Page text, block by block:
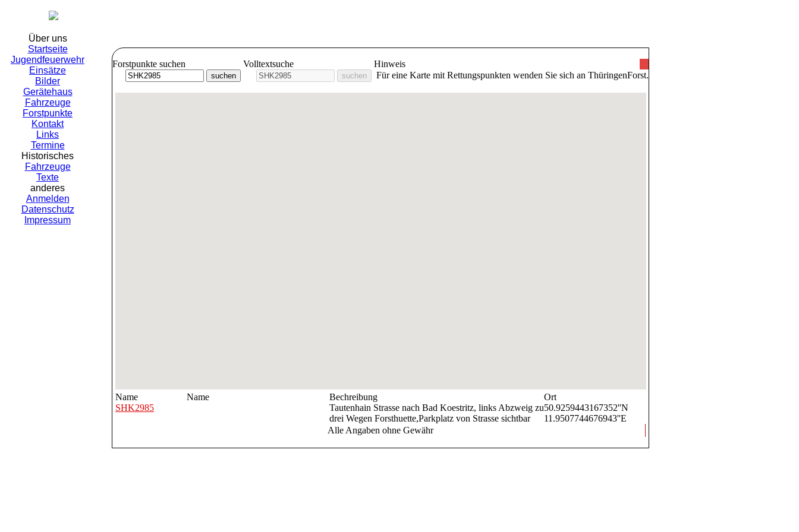
Über uns
Startseite
Jugendfeuerwehr
Einsätze
Bilder
Gerätehaus
Fahrzeuge
Forstpunkte
Kontakt
Links
Termine
Historisches
Fahrzeuge
Texte
anderes
Anmelden
Datenschutz
Impressum
Forstpunkte suchen Volltextsuche
Hinweis
Für eine Karte mit Rettungspunkten wenden Sie sich an ThüringenForst.
Name Name Bechreibung
Ort
SHK2985
Tautenhain Strasse nach Bad Koestritz, links Abzweig zu
drei Wegen Forsthuette,Parkplatz von Strasse sichtbar
50.9259443167352''N
11.9507744676943''E
Alle Angaben ohne Gewähr